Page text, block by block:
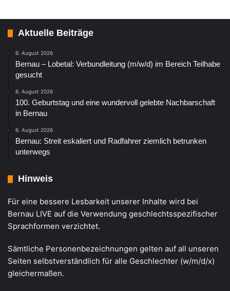
Aktuelle Beiträge
6. August 2026
Bernau – Lobetal: Verbundleitung (m/w/d) im Bereich Teilhabe
gesucht
6. August 2026
100. Geburtstag und eine wundervoll gelebte Nachbarschaft
in Bernau
6. August 2026
Bernau: Streit eskaliert und Radfahrer ziemlich betrunken
unterwegs
Hinweis
Für eine bessere Lesbarkeit unserer Inhalte wird bei
Bernau LIVE auf die Verwendung geschlechtsspezifischer
Sprachformen verzichtet.
Sämtliche Personenbezeichnungen gelten auf all unseren
Seiten selbstverständlich für alle Geschlechter (w/m/d/x)
gleichermaßen.